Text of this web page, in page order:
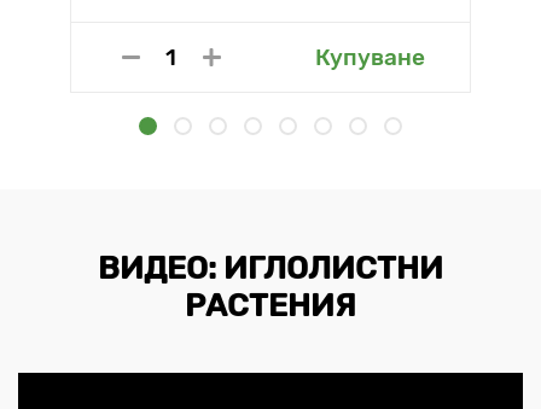
Купуване
ВИДЕО: ИГЛОЛИСТНИ
РАСТЕНИЯ